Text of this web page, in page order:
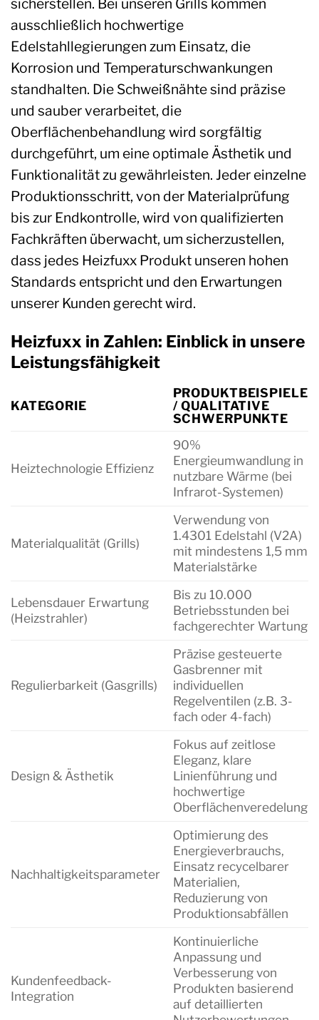
sicherstellen. Bei unseren Grills kommen
ausschließlich hochwertige
Edelstahllegierungen zum Einsatz, die
Korrosion und Temperaturschwankungen
standhalten. Die Schweißnähte sind präzise
und sauber verarbeitet, die
Oberflächenbehandlung wird sorgfältig
durchgeführt, um eine optimale Ästhetik und
Funktionalität zu gewährleisten. Jeder einzelne
Produktionsschritt, von der Materialprüfung
bis zur Endkontrolle, wird von qualifizierten
Fachkräften überwacht, um sicherzustellen,
dass jedes Heizfuxx Produkt unseren hohen
Standards entspricht und den Erwartungen
unserer Kunden gerecht wird.
Heizfuxx in Zahlen: Einblick in unsere
Leistungsfähigkeit
KATEGORIE
PRODUKTBEISPIELE
/ QUALITATIVE
SCHWERPUNKTE
Heiztechnologie Effizienz
90%
Energieumwandlung in
nutzbare Wärme (bei
Infrarot-Systemen)
Materialqualität (Grills)
Verwendung von
1.4301 Edelstahl (V2A)
mit mindestens 1,5 mm
Materialstärke
Lebensdauer Erwartung
(Heizstrahler)
Bis zu 10.000
Betriebsstunden bei
fachgerechter Wartung
Regulierbarkeit (Gasgrills)
Präzise gesteuerte
Gasbrenner mit
individuellen
Regelventilen (z.B. 3-
fach oder 4-fach)
Design & Ästhetik
Fokus auf zeitlose
Eleganz, klare
Linienführung und
hochwertige
Oberflächenveredelung
Nachhaltigkeitsparameter
Optimierung des
Energieverbrauchs,
Einsatz recycelbarer
Materialien,
Reduzierung von
Produktionsabfällen
Kundenfeedback-
Integration
Kontinuierliche
Anpassung und
Verbesserung von
Produkten basierend
auf detaillierten